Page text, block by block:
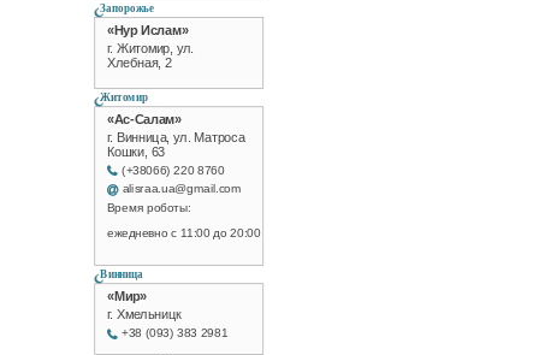
Запорожье
«Нур Ислам»
г. Житомир, ул.
Хлебная, 2
Житомир
«Ас-Салам»
г. Винница, ул. Матроса
Кошки, 63
(+38066) 220 8760
alisraa.ua@gmail.com
Время роботы:
ежедневно с 11:00 до 20:00
Винница
«Мир»
г. Хмельницк
+38 (093) 383 2981